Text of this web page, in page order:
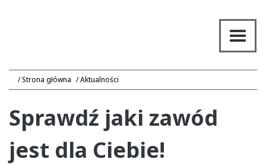
Strona główna Aktualności
Sprawdź jaki zawód
jest dla Ciebie!